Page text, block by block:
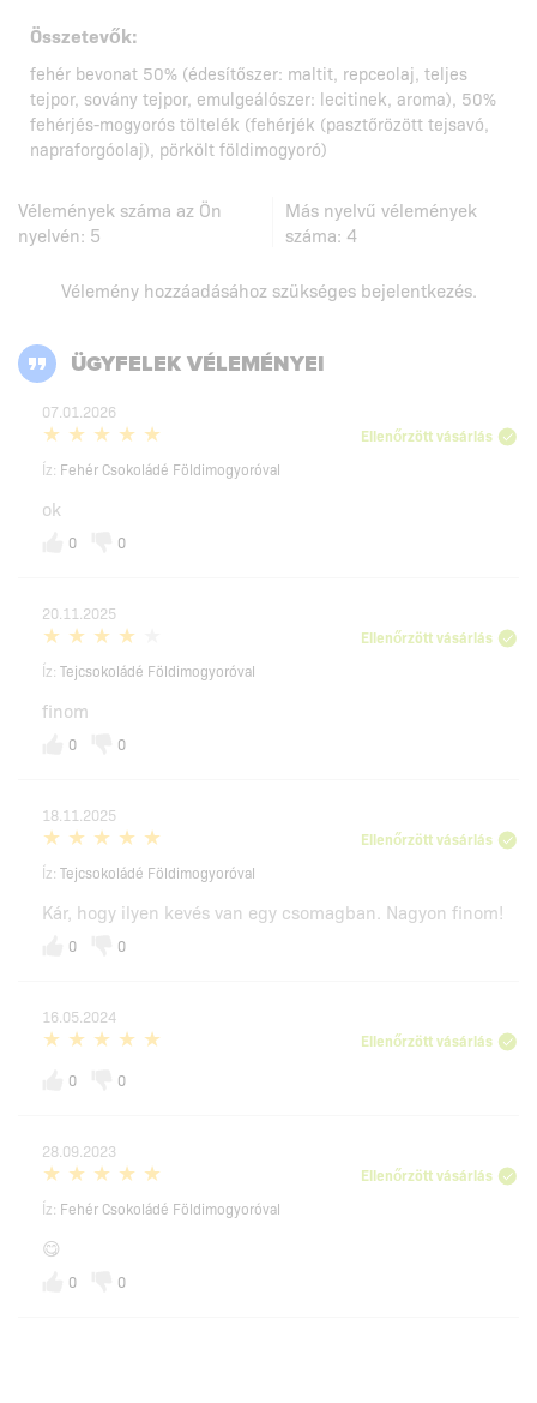
Összetevők:
fehér bevonat 50% (édesítőszer: maltit, repceolaj, teljes
tejpor, sovány tejpor, emulgeálószer: lecitinek, aroma), 50%
fehérjés-mogyorós töltelék (fehérjék (pasztőrözött tejsavó,
napraforgóolaj), pörkölt földimogyoró)
Vélemények száma az Ön
nyelvén: 5
Más nyelvű vélemények
száma: 4
Vélemény hozzáadásához szükséges bejelentkezés.
ÜGYFELEK VÉLEMÉNYEI
07.01.2026
Ellenőrzött vásárlás
Íz: Fehér Csokoládé Földimogyoróval
ok
0 0
20.11.2025
Ellenőrzött vásárlás
Íz: Tejcsokoládé Földimogyoróval
finom
0 0
18.11.2025
Ellenőrzött vásárlás
Íz: Tejcsokoládé Földimogyoróval
Kár, hogy ilyen kevés van egy csomagban. Nagyon finom!
0 0
16.05.2024
Ellenőrzött vásárlás
0
0
28.09.2023
Ellenőrzött vásárlás
Íz: Fehér Csokoládé Földimogyoróval
😋
0 0